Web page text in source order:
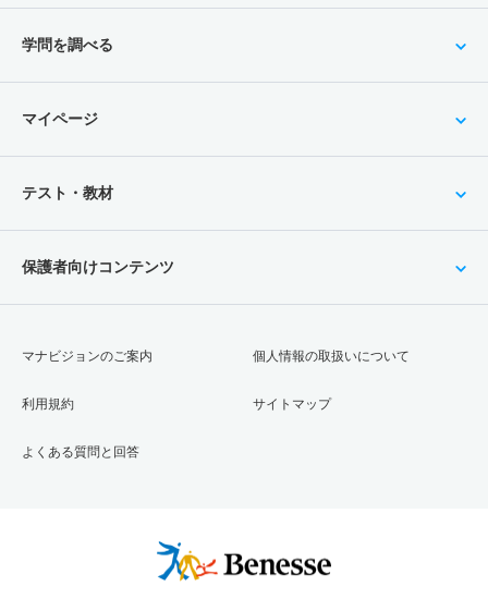
学問を調べる
マイページ
テスト・教材
保護者向けコンテンツ
マナビジョンのご案内
利用規約
よくある質問と回答
個人情報の取扱いについて
サイトマップ